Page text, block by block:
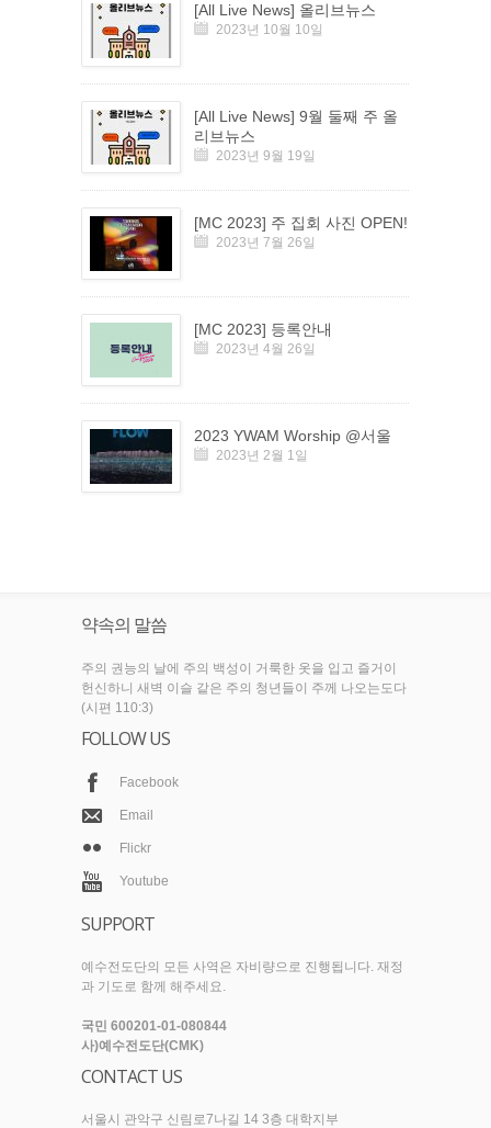
[All Live News] 올리브뉴스
2023년 10월 10일
[All Live News] 9월 둘째 주 올
리브뉴스
2023년 9월 19일
[MC 2023] 주 집회 사진 OPEN!
2023년 7월 26일
[MC 2023] 등록안내
2023년 4월 26일
2023 YWAM Worship @서울
2023년 2월 1일
약속의 말씀
주의 권능의 날에 주의 백성이 거룩한 옷을 입고 즐거이
헌신하니 새벽 이슬 같은 주의 청년들이 주께 나오는도다
(시편 110:3)
FOLLOW US
Facebook
Email
Flickr
Youtube
SUPPORT
예수전도단의 모든 사역은 자비량으로 진행됩니다. 재정
과 기도로 함께 해주세요.
국민 600201-01-080844
사)예수전도단(CMK)
CONTACT US
서울시 관악구 신림로7나길 14 3층 대학지부